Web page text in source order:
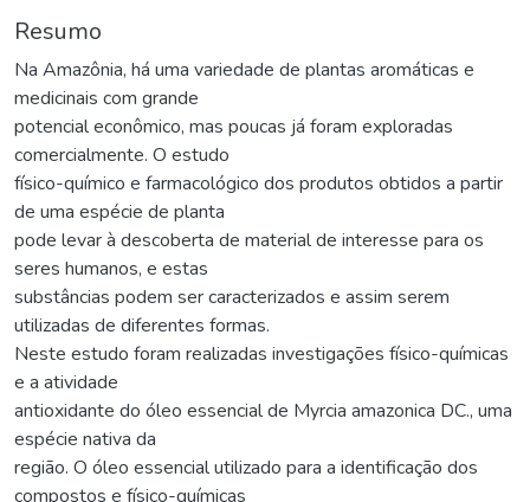
Resumo
Na Amazônia, há uma variedade de plantas aromáticas e
medicinais com grande
potencial econômico, mas poucas já foram exploradas
comercialmente. O estudo
físico-químico e farmacológico dos produtos obtidos a partir
de uma espécie de planta
pode levar à descoberta de material de interesse para os
seres humanos, e estas
substâncias podem ser caracterizados e assim serem
utilizadas de diferentes formas.
Neste estudo foram realizadas investigações físico-químicas
e a atividade
antioxidante do óleo essencial de Myrcia amazonica DC., uma
espécie nativa da
região. O óleo essencial utilizado para a identificação dos
compostos e físico-químicas